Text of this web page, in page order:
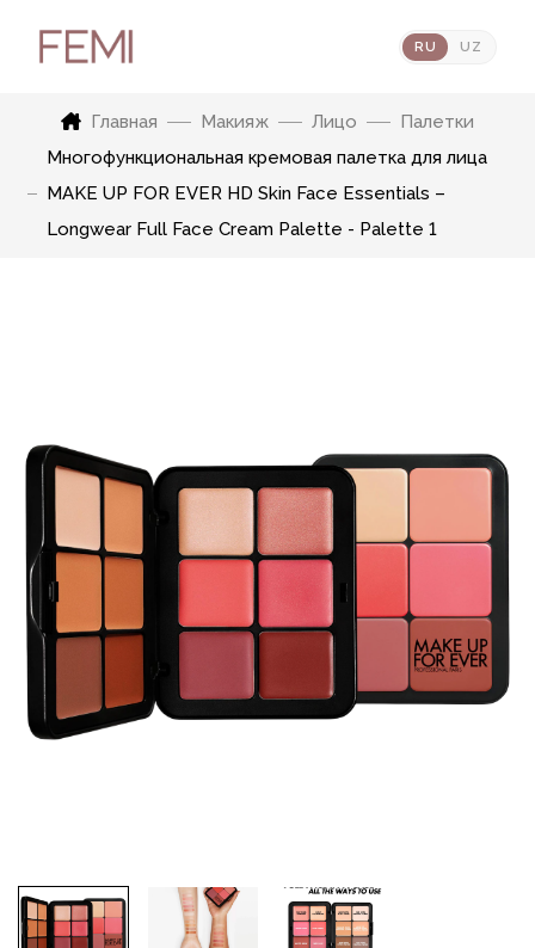
RU UZ
Главная Макияж Лицо
Палетки
Многофункциональная кремовая палетка для лица
MAKE UP FOR EVER HD Skin Face Essentials –
Longwear Full Face Cream Palette - Palette 1